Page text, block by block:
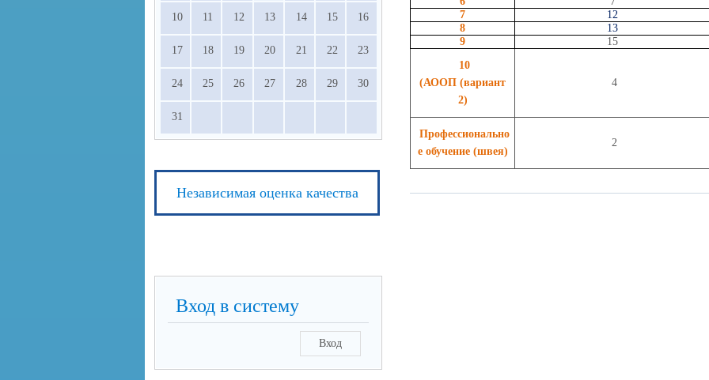
7
12
8
13
9
15
10
(АООП (вариант
2)
4
Профессионально
е обучение (швея)
2
10 11 12 13 14 15 16
17 18 19 20 21 22 23
24 25 26 27 28 29 30
31
Независимая оценка качества
Вход в систему
Вход